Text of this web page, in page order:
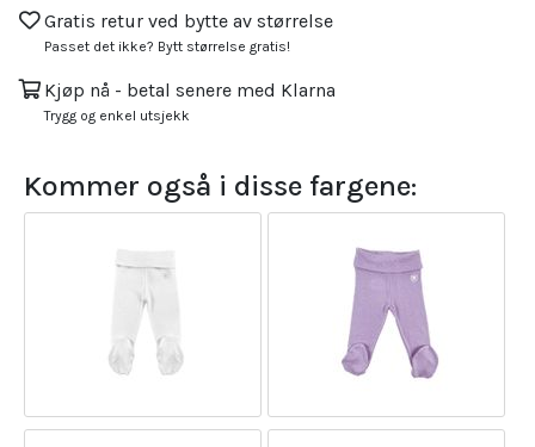
Gratis retur ved bytte av størrelse
Passet det ikke? Bytt størrelse gratis!
Kjøp nå - betal senere med Klarna
Trygg og enkel utsjekk
Kommer også i disse fargene: